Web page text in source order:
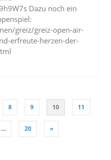
Dazu noch ein
greiz/greiz-open-air-
erfreute-herzen-der-
8 9 10 11
… 20 »